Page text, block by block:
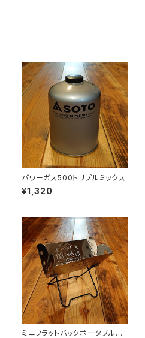
パワーガス500トリプルミックス
¥1,320
ミニフラットパックポータブルグ